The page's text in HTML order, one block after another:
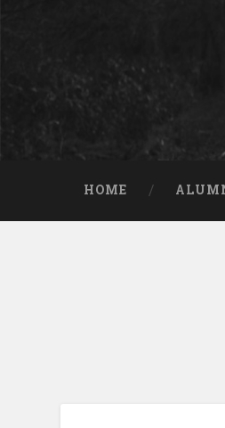
HOME